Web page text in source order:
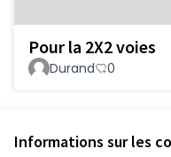
Informations sur les
Pour la 2X2 voies
Durand 0